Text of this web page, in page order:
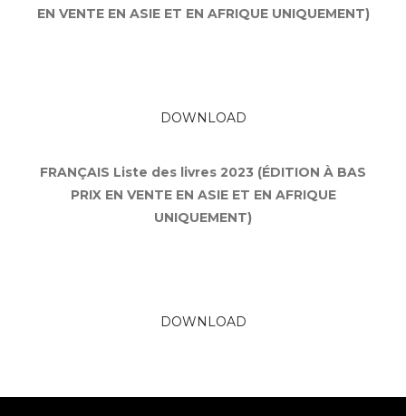
EN VENTE EN ASIE ET EN AFRIQUE UNIQUEMENT)
DOWNLOAD
FRANÇAIS Liste des livres 2023 (ÉDITION À BAS
PRIX EN VENTE EN ASIE ET EN AFRIQUE
UNIQUEMENT)
DOWNLOAD